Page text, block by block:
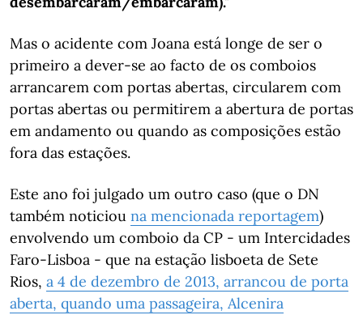
Mas o acidente com Joana está longe de ser o
primeiro a dever-se ao facto de os comboios
arrancarem com portas abertas, circularem com
portas abertas ou permitirem a abertura de portas
em andamento ou quando as composições estão
fora das estações.
Este ano foi julgado um outro caso (que o DN
também noticiou na mencionada reportagem)
envolvendo um comboio da CP - um Intercidades
Faro-Lisboa - que na estação lisboeta de Sete
Rios, a 4 de dezembro de 2013, arrancou de porta
aberta, quando uma passageira, Alcenira